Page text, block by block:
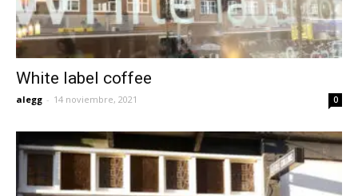
White label coffee
alegg - 14 noviembre, 2021 0